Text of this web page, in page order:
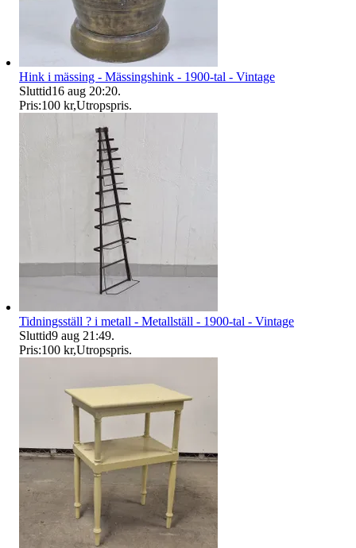
Hink i mässing - Mässingshink - 1900-tal - Vintage
Sluttid16 aug 20:20.
Pris:100 kr,Utropspris.
Tidningsställ ? i metall - Metallställ - 1900-tal - Vintage
Sluttid9 aug 21:49.
Pris:100 kr,Utropspris.